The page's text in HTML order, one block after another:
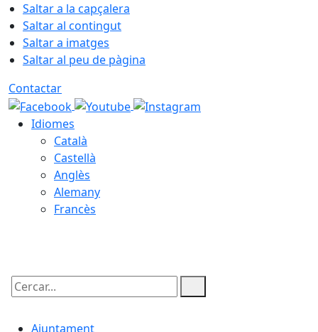
Saltar a la capçalera
Saltar al contingut
Saltar a imatges
Saltar al peu de pàgina
Contactar
Idiomes
Català
Castellà
Anglès
Alemany
Francès
Cercar:
Ajuntament